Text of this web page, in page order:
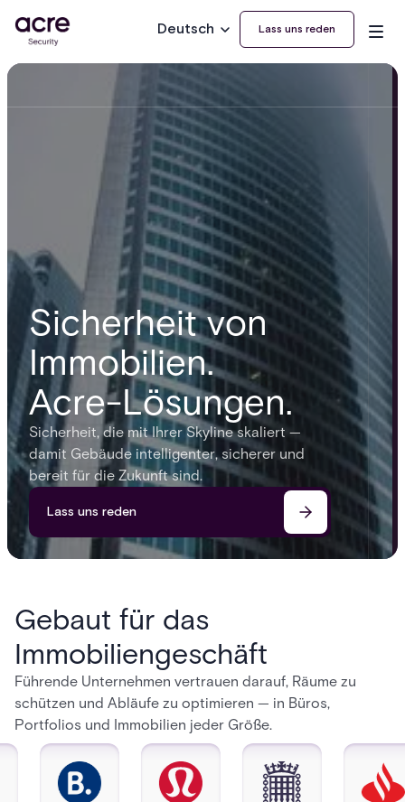
Deutsch Lass uns reden
Sicherheit von
Immobilien.
Acre-Lösungen.
Sicherheit, die mit Ihrer Skyline skaliert —
damit Gebäude intelligenter, sicherer und
bereit für die Zukunft sind.
Lass uns reden
Gebaut für das
Immobiliengeschäft
Führende Unternehmen vertrauen darauf, Räume zu
schützen und Abläufe zu optimieren — in Büros,
Portfolios und Immobilien jeder Größe.